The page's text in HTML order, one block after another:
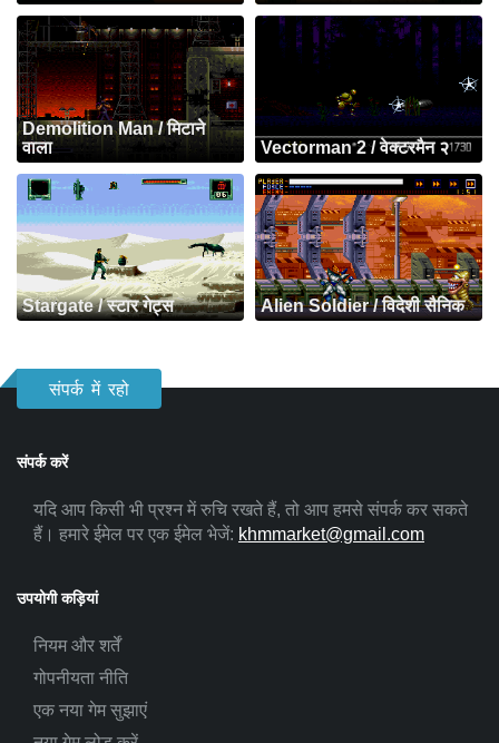
Demolition Man / मिटाने
वाला
Vectorman 2 / वेक्टरमैन २
Stargate / स्टार गेट्स Alien Soldier / विदेशी सैनिक
संपर्क में रहो
संपर्क करें
यदि आप किसी भी प्रश्न में रुचि रखते हैं, तो आप हमसे संपर्क कर सकते
हैं। हमारे ईमेल पर एक ईमेल भेजें: khmmarket@gmail.com
उपयोगी कड़ियां
नियम और शर्तें
गोपनीयता नीति
एक नया गेम सुझाएं